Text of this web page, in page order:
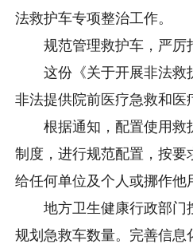
法救护车专项整治工作。
规范管理救护车，严厉打
这份《关于开展非法救护
非法提供院前医疗急救和医
根据通知，配置使用救护
制度，进行规范配置，按
给任何单位及个人或挪作他
地方卫生健康行政部门按
规划急救车数量。完善信